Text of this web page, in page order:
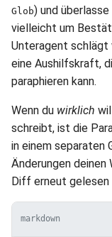
Glob) und
vielleicht um
Unteragent schlägt
eine Aushilfskraft,
paraphieren kann.
Wenn du wirklich
schreibt, ist die
in einem separaten
Änderungen deinen
Diff erneut gelesen
markdown